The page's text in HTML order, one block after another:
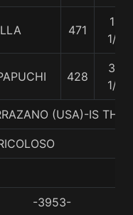
471
14
1/4
428
34
1/2
(USA)-IS
-3953-